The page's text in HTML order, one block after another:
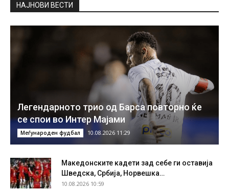
НAЈНОВИ ВЕСТИ
Легендарното трио од Барса повторно ќе
се спои во Интер Мајами
Меѓународен фудбал 10.08.2026 11:29
Македонските кадети зад себе ги оставија
Шведска, Србија, Норвешка…
10.08.2026 10:59